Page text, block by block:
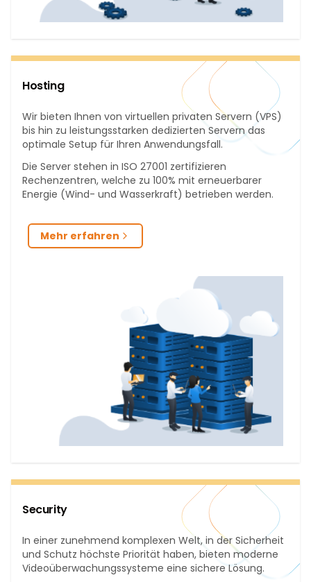
Hosting
Wir bieten Ihnen von virtuellen privaten Servern (VPS)
bis hin zu leistungsstarken dedizierten Servern das
optimale Setup für Ihren Anwendungsfall.
Die Server stehen in ISO 27001 zertifizieren
Rechenzentren, welche zu 100% mit erneuerbarer
Energie (Wind- und Wasserkraft) betrieben werden.
Mehr erfahren
Security
In einer zunehmend komplexen Welt, in der Sicherheit
und Schutz höchste Priorität haben, bieten moderne
Videoüberwachungssysteme eine sichere Lösung.